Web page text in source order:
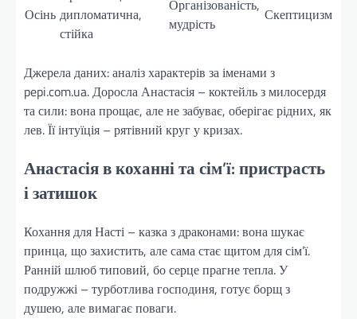
Осінь дипломатична,
стійка
Організованість,
мудрість
Скептицизм
Джерела даних: аналіз характерів за іменами з
pepi.com.ua. Доросла Анастасія – коктейль з милосердя
та сили: вона прощає, але не забуває, оберігає рідних, як
лев. Її інтуїція – рятівний круг у кризах.
Анастасія в коханні та сім’ї: пристрасть
і затишок
Кохання для Насті – казка з драконами: вона шукає
принца, що захистить, але сама стає щитом для сім’ї.
Ранній шлюб типовий, бо серце прагне тепла. У
подружжі – турботлива господиня, готує борщ з
душею, але вимагає поваги.